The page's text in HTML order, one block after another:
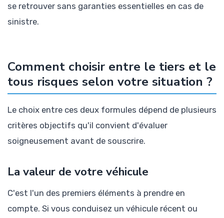
se retrouver sans garanties essentielles en cas de
sinistre.
Comment choisir entre le tiers et le
tous risques selon votre situation ?
Le choix entre ces deux formules dépend de plusieurs
critères objectifs qu'il convient d'évaluer
soigneusement avant de souscrire.
La valeur de votre véhicule
C'est l'un des premiers éléments à prendre en
compte. Si vous conduisez un véhicule récent ou